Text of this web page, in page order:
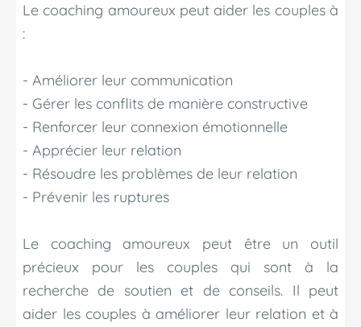
Le coaching amoureux peut aider les couples à
:
- Améliorer leur communication
- Gérer les conflits de manière constructive
- Renforcer leur connexion émotionnelle
- Apprécier leur relation
- Résoudre les problèmes de leur relation
- Prévenir les ruptures
Le coaching amoureux peut être un outil
précieux pour les couples qui sont à la
recherche de soutien et de conseils. Il peut
aider les couples à améliorer leur relation et à